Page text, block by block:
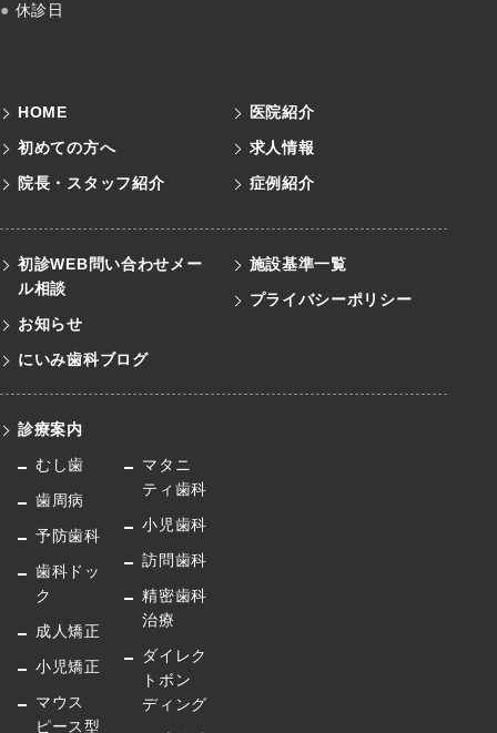
● 休診日
HOME
初めての方へ
院長・スタッフ紹介
医院紹介
求人情報
症例紹介
初診WEB問い合わせメー
ル相談
お知らせ
にいみ歯科ブログ
施設基準一覧
プライバシーポリシー
診療案内
むし歯
歯周病
予防歯科
歯科ドッ
ク
成人矯正
小児矯正
マウス
ピース型
マタニ
ティ歯科
小児歯科
訪問歯科
精密歯科
治療
ダイレク
トボン
ディング